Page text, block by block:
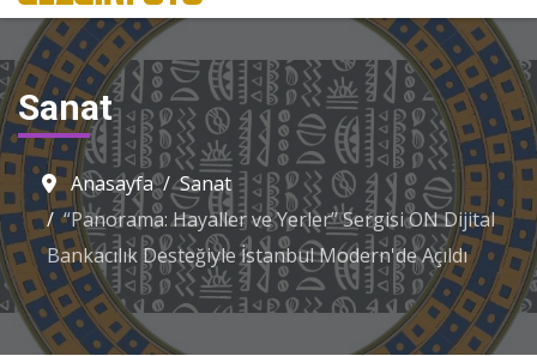
Sanat
Anasayfa
Sanat
“Panorama: Hayaller ve Yerler” Sergisi ON Dijital
Bankacılık Desteğiyle İstanbul Modern'de Açıldı